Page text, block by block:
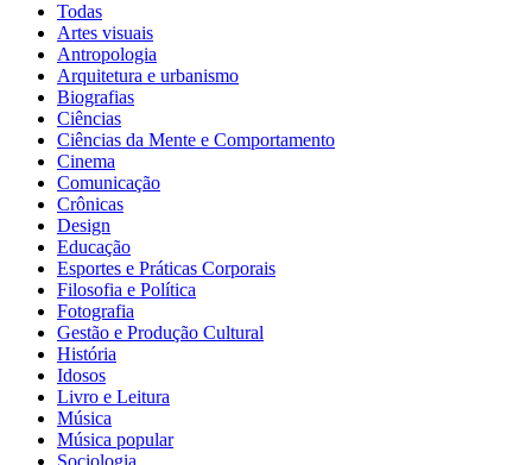
Todas
Artes visuais
Antropologia
Arquitetura e urbanismo
Biografias
Ciências
Ciências da Mente e Comportamento
Cinema
Comunicação
Crônicas
Design
Educação
Esportes e Práticas Corporais
Filosofia e Política
Fotografia
Gestão e Produção Cultural
História
Idosos
Livro e Leitura
Música
Música popular